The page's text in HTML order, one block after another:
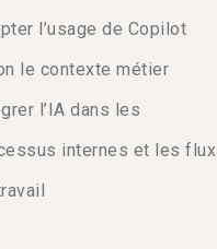
l’usage de Copilot
le contexte métier
l’IA dans les
internes et les flux